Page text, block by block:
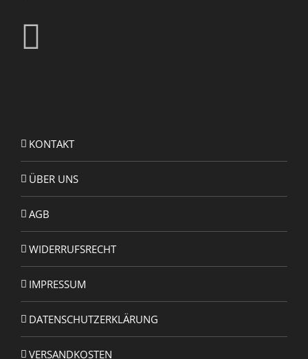
KONTAKT
ÜBER UNS
AGB
WIDERRUFSRECHT
IMPRESSUM
DATENSCHUTZERKLÄRUNG
VERSANDKOSTEN